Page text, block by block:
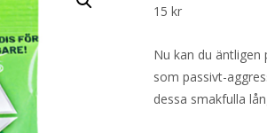
15 kr
Nu kan du
som passivt-
dessa smakfulla